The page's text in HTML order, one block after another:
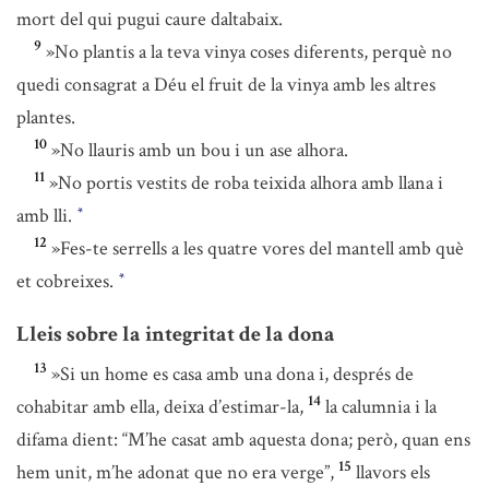
mort del qui pugui caure daltabaix.
9 »No plantis a la teva vinya coses diferents, perquè no
quedi consagrat a Déu el fruit de la vinya amb les altres
plantes.
10 »No llauris amb un bou i un ase alhora.
11 »No portis vestits de roba teixida alhora amb llana i
amb lli. *
12 »Fes-te serrells a les quatre vores del mantell amb què
et cobreixes. *
Lleis sobre la integritat de la dona
13 »Si un home es casa amb una dona i, després de
cohabitar amb ella, deixa d’estimar-la, 14 la calumnia i la
difama dient: “M’he casat amb aquesta dona; però, quan ens
hem unit, m’he adonat que no era verge”, 15 llavors els